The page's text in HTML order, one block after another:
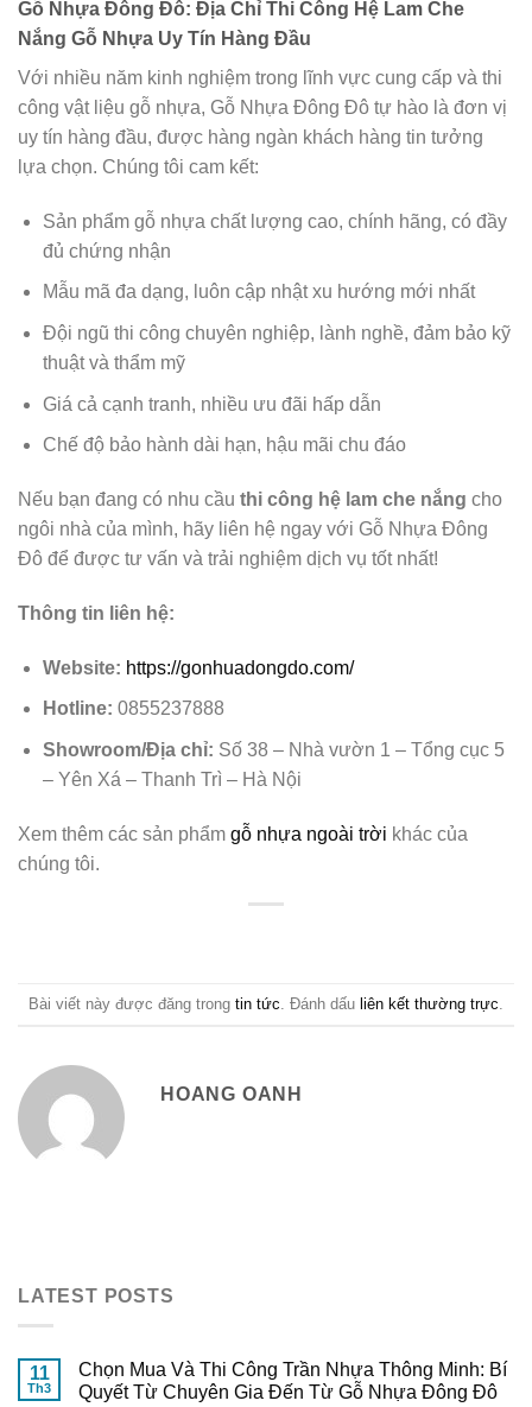
Gỗ Nhựa Đông Đô: Địa Chỉ Thi Công Hệ Lam Che
Nắng Gỗ Nhựa Uy Tín Hàng Đầu
Với nhiều năm kinh nghiệm trong lĩnh vực cung cấp và thi
công vật liệu gỗ nhựa, Gỗ Nhựa Đông Đô tự hào là đơn vị
uy tín hàng đầu, được hàng ngàn khách hàng tin tưởng
lựa chọn. Chúng tôi cam kết:
Sản phẩm gỗ nhựa chất lượng cao, chính hãng, có đầy
đủ chứng nhận
Mẫu mã đa dạng, luôn cập nhật xu hướng mới nhất
Đội ngũ thi công chuyên nghiệp, lành nghề, đảm bảo kỹ
thuật và thẩm mỹ
Giá cả cạnh tranh, nhiều ưu đãi hấp dẫn
Chế độ bảo hành dài hạn, hậu mãi chu đáo
Nếu bạn đang có nhu cầu thi công hệ lam che nắng cho
ngôi nhà của mình, hãy liên hệ ngay với Gỗ Nhựa Đông
Đô để được tư vấn và trải nghiệm dịch vụ tốt nhất!
Thông tin liên hệ:
Website: https://gonhuadongdo.com/
Hotline: 0855237888
Showroom/Địa chỉ: Số 38 – Nhà vườn 1 – Tổng cục 5
– Yên Xá – Thanh Trì – Hà Nội
Xem thêm các sản phẩm gỗ nhựa ngoài trời khác của
chúng tôi.
Bài viết này được đăng trong tin tức . Đánh dấu liên kết thường trực
HOANG OANH
LATEST POSTS
11
Th3
Chọn Mua Và Thi Công Trần Nhựa Thông Minh: Bí
Quyết Từ Chuyên Gia Đến Từ Gỗ Nhựa Đông Đô